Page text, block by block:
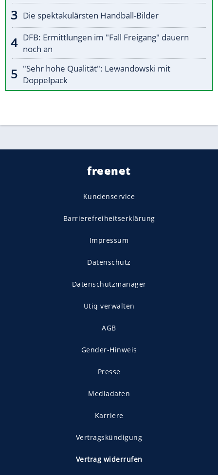
Die spektakulärsten Handball-Bilder
DFB: Ermittlungen im "Fall Freigang" dauern
noch an
"Sehr hohe Qualität": Lewandowski mit
Doppelpack
freenet
Kundenservice
Barrierefreiheitserklärung
Impressum
Datenschutz
Datenschutzmanager
Utiq verwalten
AGB
Gender-Hinweis
Presse
Mediadaten
Karriere
Vertragskündigung
Vertrag widerrufen